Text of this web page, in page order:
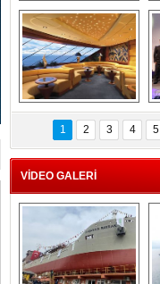
“Gemi içinde gemi”
konsepti ile MSC
Splendida
MSC'den 55 milyon
euroluk turizm geliri
müjdesi
1 2 3 4 5
VİDEO GALERİ